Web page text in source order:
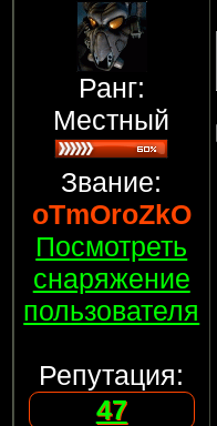
Ранг:
Местный
Звание:
oTmOroZkO
Посмотреть
снаряжение
пользователя
Репутация:
47